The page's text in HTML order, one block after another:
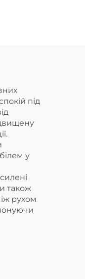
під
у
також
рухом